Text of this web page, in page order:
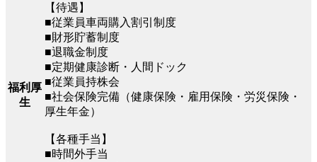
福利厚
生
【待遇】
■従業員車両購入割引制度
■財形貯蓄制度
■退職金制度
■定期健康診断・人間ドック
■従業員持株会
■社会保険完備（健康保険・雇用保険・労災保険・
厚生年金）
【各種手当】
■時間外手当